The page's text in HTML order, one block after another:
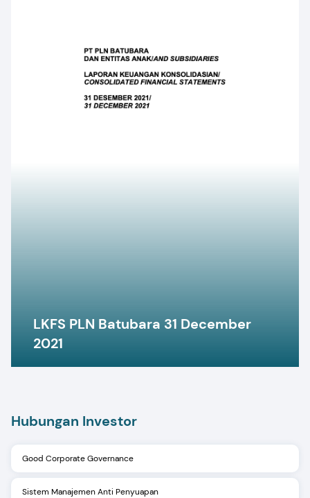
Hubungan Investor
Good Corporate Governance
Sistem Manajemen Anti Penyuapan
LKFS PLN Batubara 31 December
2021